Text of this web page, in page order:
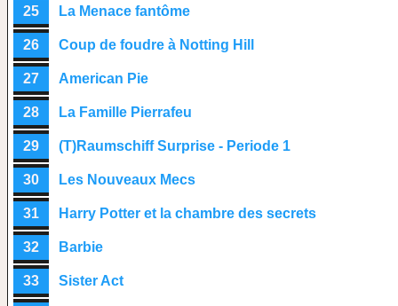
25 La Menace fantôme
26 Coup de foudre à Notting Hill
27 American Pie
28 La Famille Pierrafeu
29 (T)Raumschiff Surprise - Periode 1
30 Les Nouveaux Mecs
31 Harry Potter et la chambre des secrets
32 Barbie
33 Sister Act